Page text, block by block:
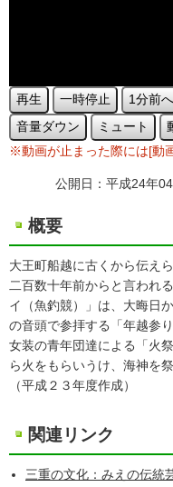
再生 一時停止 1分前へ
音量ダウン
ミュート
※動画が止まった際には[動
公開日：平成24年
概要
大王町船越に古くから伝え
二百数十年前からと言われ
イ（魚釣競）」は、大晦日
の音頭で参拝する「年越参
女装の青年団達による「火
ら火をもらいうけ、海神を
（平成２３年度作成）
関連リンク
三重の文化：みえの伝統